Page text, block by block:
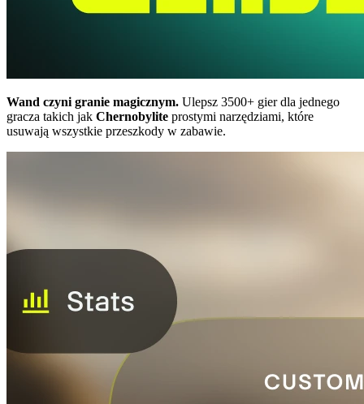
Wand czyni granie magicznym. Ulepsz 3500+ gier dla jednego
gracza takich jak Chernobylite prostymi narzędziami, które
usuwają wszystkie przeszkody w zabawie.